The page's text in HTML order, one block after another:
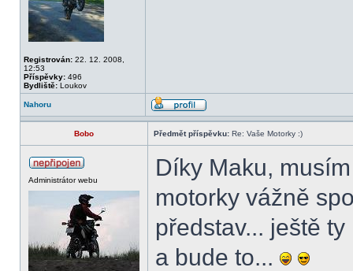
Registrován: 22. 12. 2008,
12:53
Příspěvky: 496
Bydliště: Loukov
Nahoru
Bobo Předmět příspěvku: Re: Vaše Motorky :)
Administrátor webu
Díky Maku,
motorky vážně
představ... ještě
a bude to...